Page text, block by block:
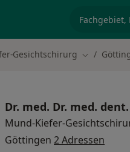
Gesichtschirurg Stadt
Dr. med. Dr. med. dent.
Mund-Kiefer-
Göttingen 2 Adressen